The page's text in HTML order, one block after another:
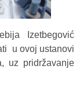
Izetbegović
u ovoj ustanovi
uz pridržavanje